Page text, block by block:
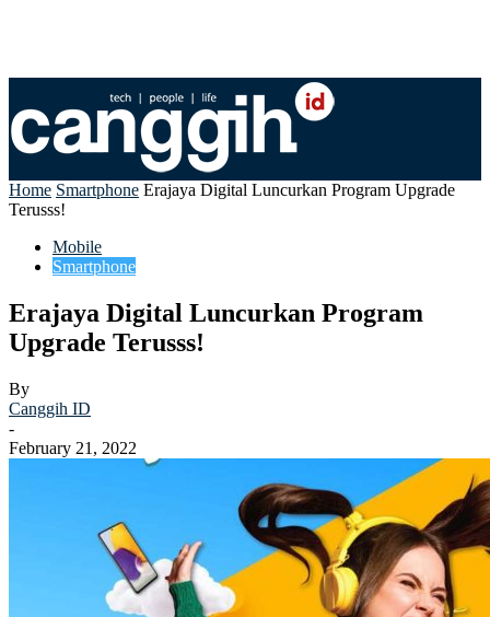
Home Smartphone Erajaya Digital Luncurkan Program Upgrade
Terusss!
Mobile
Smartphone
Erajaya Digital Luncurkan Program
Upgrade Terusss!
By
Canggih ID
-
February 21, 2022